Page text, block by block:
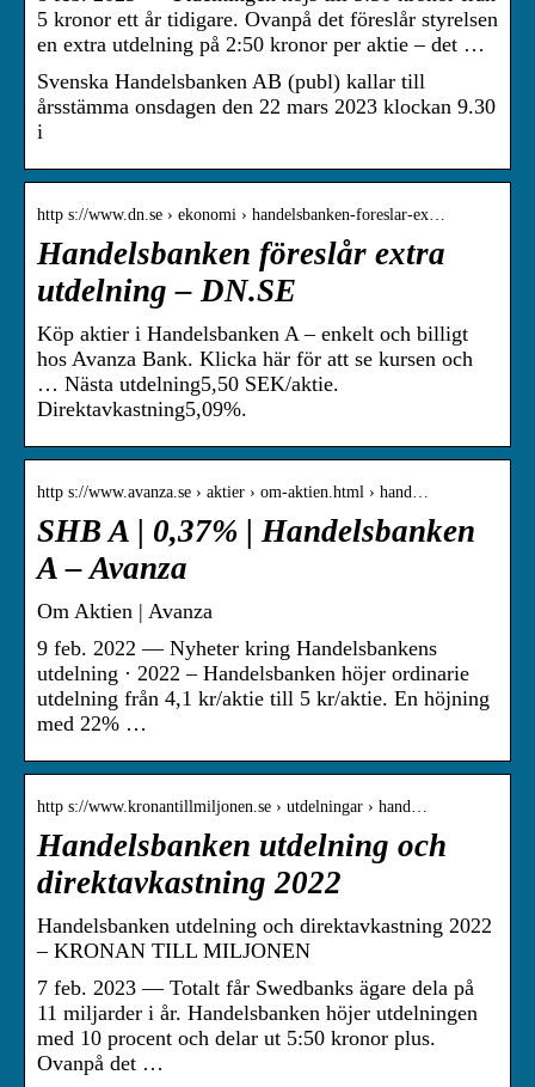
5 kronor ett år tidigare. Ovanpå det föreslår styrelsen
en extra utdelning på 2:50 kronor per aktie – det …
Svenska Handelsbanken AB (publ) kallar till
årsstämma onsdagen den 22 mars 2023 klockan 9.30
i
http s://www.dn.se › ekonomi › handelsbanken-foreslar-ex…
Handelsbanken föreslår extra
utdelning – DN.SE
Köp aktier i Handelsbanken A – enkelt och billigt
hos Avanza Bank. Klicka här för att se kursen och
… Nästa utdelning5,50 SEK/aktie.
Direktavkastning5,09%.
http s://www.avanza.se › aktier › om-aktien.html › hand…
SHB A | 0,37% | Handelsbanken
A – Avanza
Om Aktien | Avanza
9 feb. 2022 — Nyheter kring Handelsbankens
utdelning · 2022 – Handelsbanken höjer ordinarie
utdelning från 4,1 kr/aktie till 5 kr/aktie. En höjning
med 22% …
http s://www.kronantillmiljonen.se › utdelningar › hand…
Handelsbanken utdelning och
direktavkastning 2022
Handelsbanken utdelning och direktavkastning 2022
– KRONAN TILL MILJONEN
7 feb. 2023 — Totalt får Swedbanks ägare dela på
11 miljarder i år. Handelsbanken höjer utdelningen
med 10 procent och delar ut 5:50 kronor plus.
Ovanpå det …